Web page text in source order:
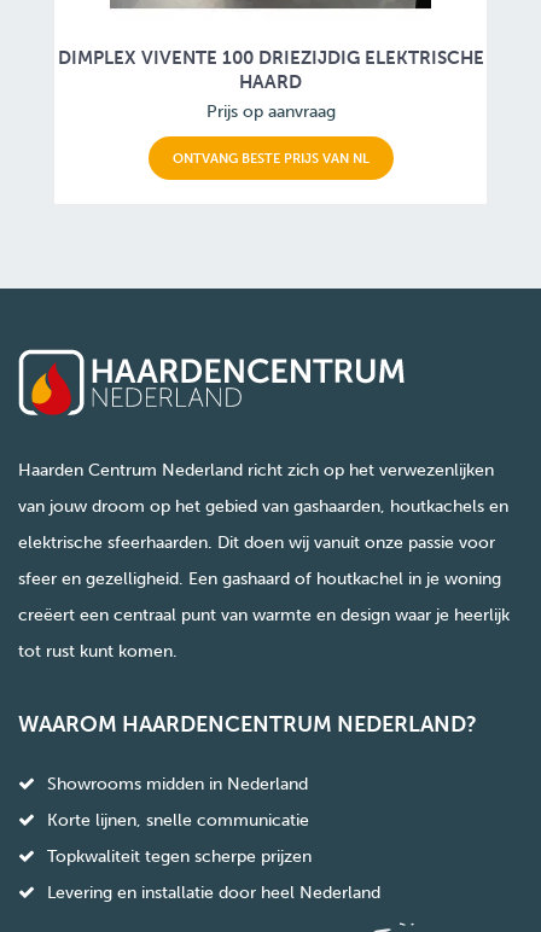
DIMPLEX VIVENTE 100 DRIEZIJDIG ELEKTRISCHE
HAARD
Prijs op aanvraag
ONTVANG BESTE PRIJS VAN NL
Haarden Centrum Nederland richt zich op het verwezenlijken
van jouw droom op het gebied van gashaarden, houtkachels en
elektrische sfeerhaarden. Dit doen wij vanuit onze passie voor
sfeer en gezelligheid. Een gashaard of houtkachel in je woning
creëert een centraal punt van warmte en design waar je heerlijk
tot rust kunt komen.
WAAROM HAARDENCENTRUM NEDERLAND?
Showrooms midden in Nederland
Korte lijnen, snelle communicatie
Topkwaliteit tegen scherpe prijzen
Levering en installatie door heel Nederland